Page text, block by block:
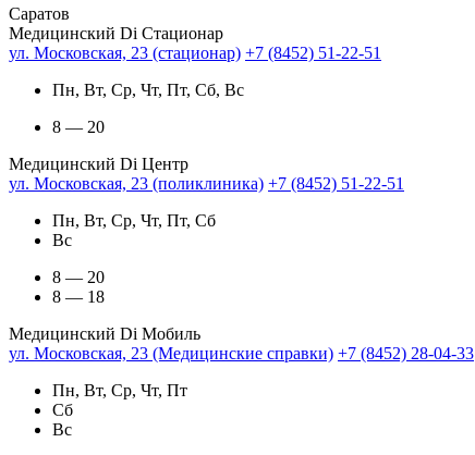
Саратов
Медицинский Di Стационар
ул. Московская, 23 (стационар) +7 (8452) 51-22-51
Пн, Вт, Ср, Чт, Пт, Сб, Вс
8 — 20
Медицинский Di Центр
ул. Московская, 23 (поликлиника) +7 (8452) 51-22-51
Пн, Вт, Ср, Чт, Пт, Сб
Вс
8 — 20
8 — 18
Медицинский Di Мобиль
ул. Московская, 23 (Медицинские справки) +7 (8452) 28-04-33
Пн, Вт, Ср, Чт, Пт
Сб
Вс